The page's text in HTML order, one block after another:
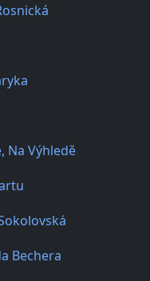
Na Výhledě
Bechera